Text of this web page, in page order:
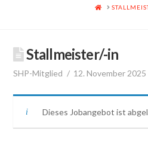
SHP
HOME
Stallmeister/-in
SHP-Mitglied 12. November 2025
Dieses Jobangebot ist